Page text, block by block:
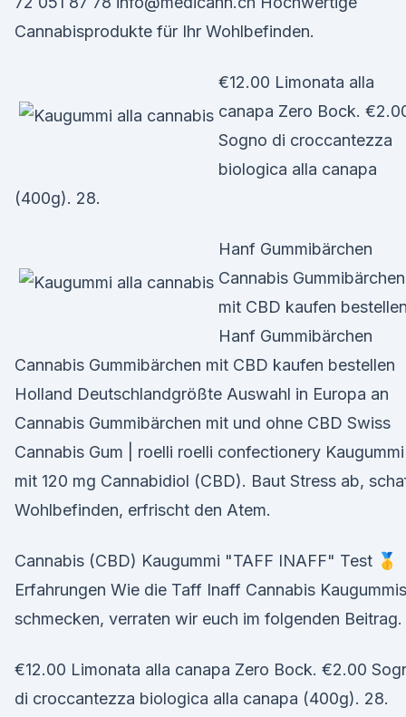
Cannabisprodukte für Ihr Wohlbefinden.
€12.00 Limonata alla
canapa Zero Bock.
Sogno di croccantezza
biologica alla canapa
(400g). 28.
Hanf Gummibärchen
Cannabis Gummibärchen
mit CBD kaufen bestellen
Hanf Gummibärchen
Cannabis Gummibärchen mit CBD kaufen bestellen
Holland Deutschlandgrößte Auswahl in Europa an
Cannabis Gummibärchen mit und ohne CBD Swiss
Cannabis Gum | roelli roelli confectionery Kaugummi
mit 120 mg Cannabidiol (CBD). Baut Stress ab,
Wohlbefinden, erfrischt den Atem.
Cannabis (CBD) Kaugummi "TAFF INAFF" Test 🥇
Erfahrungen Wie die Taff Inaff Cannabis Kaugummis
schmecken, verraten wir euch im folgenden Beitrag.
€12.00 Limonata alla canapa Zero Bock. €2.00
di croccantezza biologica alla canapa (400g). 28.